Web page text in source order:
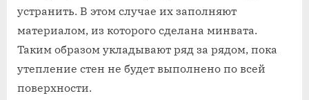
устранить. В этом случае их заполняют
материалом, из которого сделана минвата.
Таким образом укладывают ряд за рядом, пока
утепление стен не будет выполнено по всей
поверхности.